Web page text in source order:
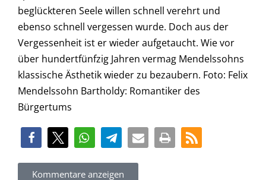
beglückteren Seele willen schnell verehrt und
ebenso schnell vergessen wurde. Doch aus der
Vergessenheit ist er wieder aufgetaucht. Wie vor
über hundertfünfzig Jahren vermag Mendelssohns
klassische Ästhetik wieder zu bezaubern. Foto: Felix
Mendelssohn Bartholdy: Romantiker des
Bürgertums
Kommentare anzeigen